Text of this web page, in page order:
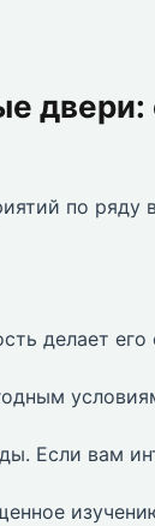
двери:
по ряду
делает его
Если вам